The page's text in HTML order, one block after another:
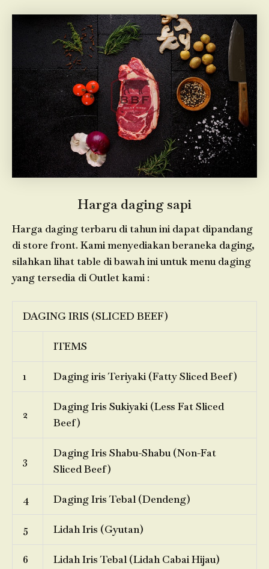
Harga daging sapi
Harga daging terbaru di tahun ini dapat dipandang
di store front. Kami menyediakan beraneka daging,
silahkan lihat table di bawah ini untuk menu daging
yang tersedia di Outlet kami :
DAGING IRIS (SLICED BEEF)
ITEMS
1 Daging iris Teriyaki (Fatty Sliced Beef)
2
Daging Iris Sukiyaki (Less Fat Sliced
Beef)
3
Daging Iris Shabu-Shabu (Non-Fat
Sliced Beef)
4 Daging Iris Tebal (Dendeng)
5 Lidah Iris (Gyutan)
6 Lidah Iris Tebal (Lidah Cabai Hijau)